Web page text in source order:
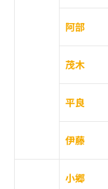
阿部
茂木
平良
伊藤
小郷